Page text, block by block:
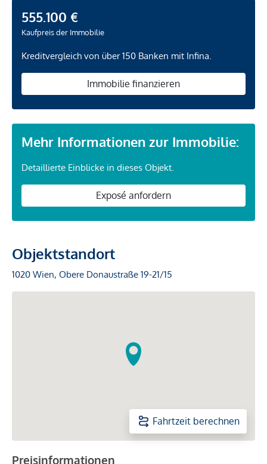
555.100 €
Kaufpreis der Immobilie
Kreditvergleich von über 150 Banken mit Infina.
Immobilie finanzieren
Mehr Informationen zur Immobilie:
Detaillierte Einblicke in dieses Objekt.
Exposé anfordern
Objektstandort
1020 Wien, Obere Donaustraße 19-21/15
Fahrtzeit berechnen
Preisinformationen